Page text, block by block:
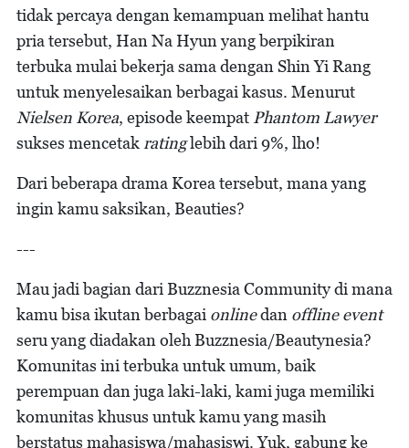
tidak percaya dengan kemampuan melihat hantu
pria tersebut, Han Na Hyun yang berpikiran
terbuka mulai bekerja sama dengan Shin Yi Rang
untuk menyelesaikan berbagai kasus. Menurut
Nielsen Korea, episode keempat Phantom Lawyer
sukses mencetak ratinglebih dari 9%, lho!
Dari beberapa drama Korea tersebut, mana yang
ingin kamu saksikan, Beauties?
---
Mau jadi bagian dari Buzznesia Community di mana
kamu bisa ikutan berbagai onlinedan offline event
seru yang diadakan oleh Buzznesia/Beautynesia?
Komunitas ini terbuka untuk umum, baik
perempuan dan juga laki-laki, kami juga memiliki
komunitas khusus untuk kamu yang masih
berstatus mahasiswa/mahasiswi. Yuk, gabung ke